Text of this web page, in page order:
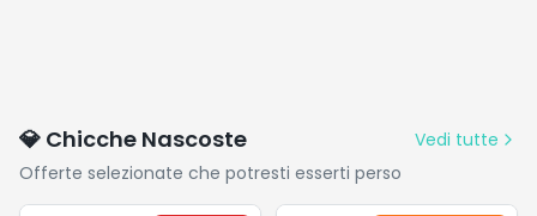
💎 Chicche Nascoste
Vedi tutte
Offerte selezionate che potresti esserti perso